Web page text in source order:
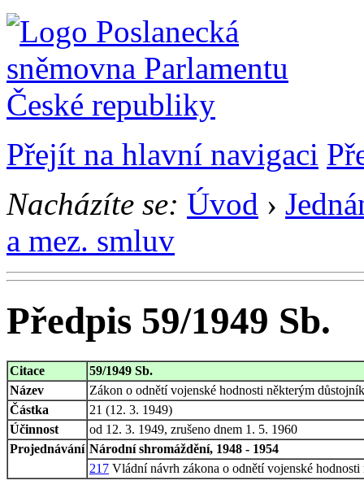
Přejít na hlavní navigaci
Nacházíte se: Úvod ›
a mez. smluv
Předpis 59/1949 Sb.
Citace
59/1949 Sb.
Název
Zákon o odnětí vojenské hodnosti některým
Částka
21 (12. 3. 1949)
Účinnost
od 12. 3. 1949, zrušeno dnem 1. 5. 1960
Projednávání Národní shromáždění, 1948 - 1954
217 Vládní návrh zákona o odnětí vojenské hodnosti